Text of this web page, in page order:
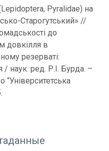
Pyralidae) на
Старогутський» //
до
довкілля в
резерваті:
/ наук. ред. Р.І. Бурда. –